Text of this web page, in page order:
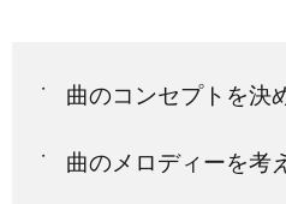
曲のコンセプトを決
曲のメロディーを考